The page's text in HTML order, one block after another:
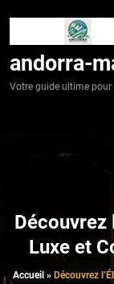
andorra-
Votre guide ultime pour
Découvrez
Luxe et
Accueil » Découvrez